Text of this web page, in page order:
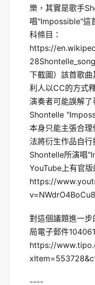
樂，其實是歌手
唱"Impossible"這
科條目：
https://
下截圖）該首歌
利人以CC的方式
演奏者可能誤解
Shontelle
本身只能主張合
法將衍生作品自行
Shontelle所演唱
YouTube上有官版
https://
v=NWdrO4BoCu8
對這個議題進一
局電子郵件
https://
----